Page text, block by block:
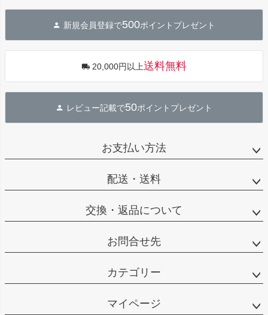
へ
新規会員登録で500ポイントプレゼント
20,000円以上送料無料
レビュー記載で50ポイントプレゼント
お支払い方法
配送・送料
交換・返品について
お問合せ先
カテゴリー
マイページ